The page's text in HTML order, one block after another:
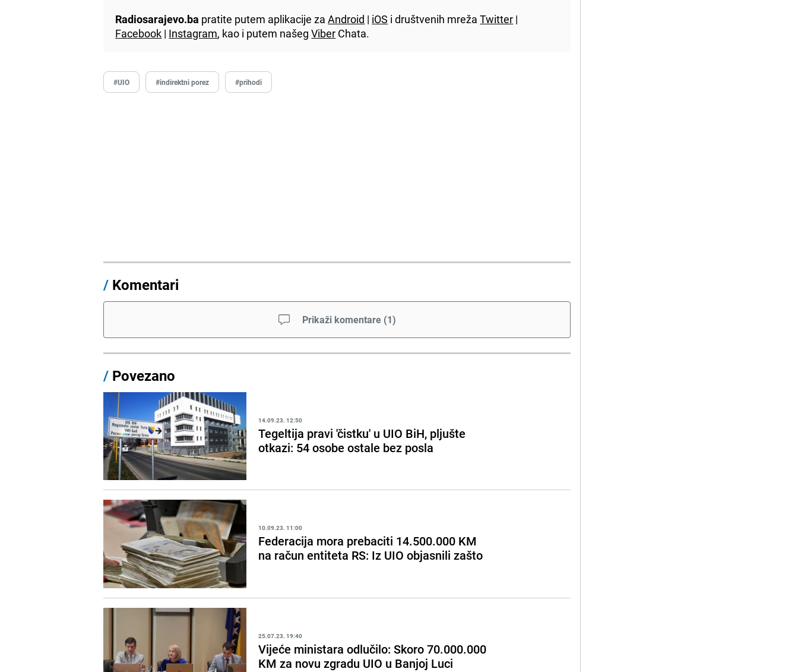
Radiosarajevo.ba pratite putem aplikacije zaAndroid | iOS i društvenih mrežaTwitter |
Facebook | Instagram, kao i putem našegViber Chata.
#UIO #indirektni porez #prihodi
/ Komentari
Prikaži komentare (1)
/ Povezano
14.09.23. 12:50
Tegeltija pravi 'čistku' u UIO BiH, pljušte
otkazi: 54 osobe ostale bez posla
10.09.23. 11:00
Federacija mora prebaciti 14.500.000 KM
na račun entiteta RS: Iz UIO objasnili zašto
25.07.23. 19:40
Vijeće ministara odlučilo: Skoro 70.000.000
KM za novu zgradu UIO u Banjoj Luci